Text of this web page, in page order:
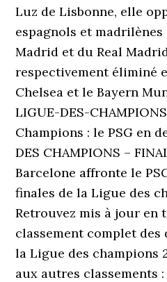
Luz de Lisbonne, elle
espagnols et madrilènes
Madrid et du Real
respectivement éliminé
Chelsea et le Bayern
LIGUE-DES-
Champions : le PSG en
DES CHAMPIONS –
Barcelone affronte le
finales de la Ligue des
Retrouvez mis à jour en
classement complet
la Ligue des champions
aux autres classements